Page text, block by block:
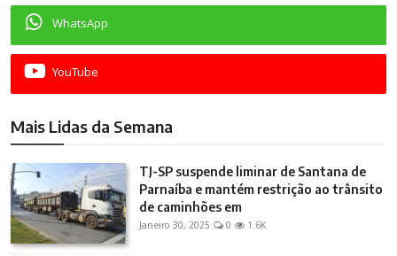
WhatsApp
YouTube
Mais Lidas da Semana
TJ-SP suspende liminar de Santana de
Parnaíba e mantém restrição ao trânsito
de caminhões em
Janeiro 30, 2025 0 1.6K